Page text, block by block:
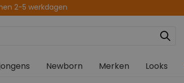
2-5 werkdagen
Newborn Merken Looks